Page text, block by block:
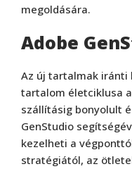
megoldására.
Adobe
Az új tartalmak iránti
tartalom életciklusa
szállításig bonyolult
GenStudio
kezelheti a
stratégiától, az